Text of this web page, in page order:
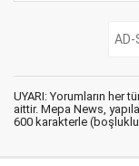
UYARI: Yorumların her
aittir. Mepa News,
600 karakterle (boşluklu)